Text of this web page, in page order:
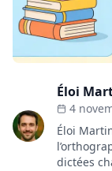
Éloi
4
Éloi
dictées